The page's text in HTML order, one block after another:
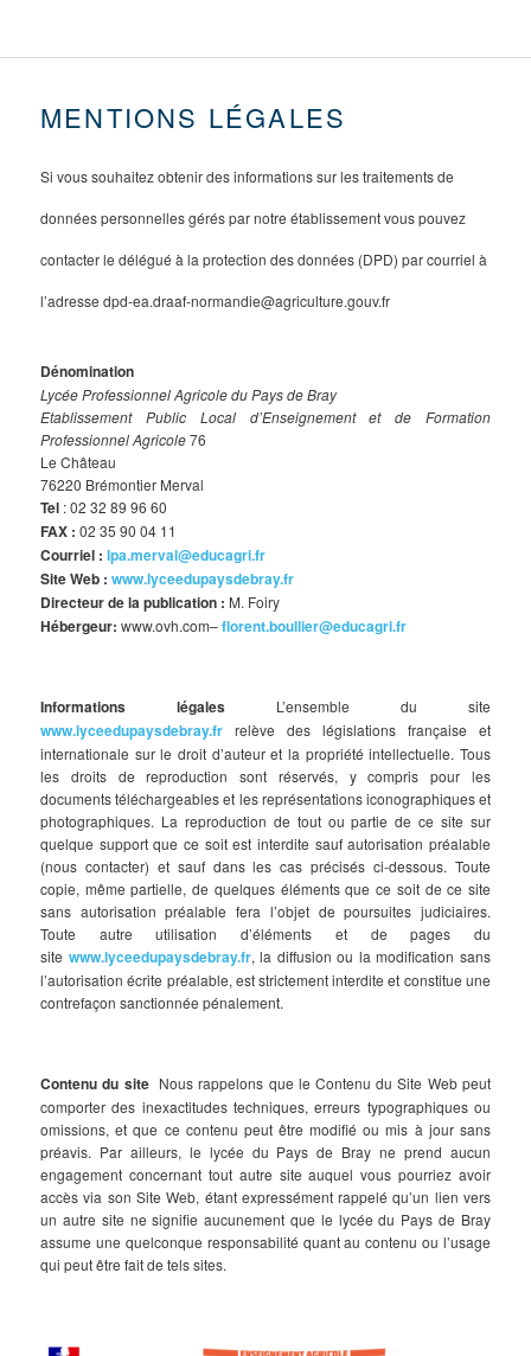
MENTIONS LÉGALES
Si vous souhaitez obtenir des informations sur les traitements de
données personnelles gérés par notre établissement vous pouvez
contacter le délégué à la protection des données (DPD) par courriel à
l’adresse dpd-ea.draaf-normandie@agriculture.gouv.fr
Dénomination
Lycée Professionnel Agricole du Pays de Bray
Etablissement Public Local d’Enseignement et de Formation
Professionnel Agricole76
Le Château
76220 Brémontier Merval
Tel : 02 32 89 96 60
FAX : 02 35 90 04 11
Courriel :lpa.merval@educagri.fr
Site Web :www.lyceedupaysdebray.fr
Directeur de la publication : M. Foiry
Hébergeur:www.ovh.com–florent.boullier@educagri.fr
Informations légales L’ensemble du site
www.lyceedupaysdebray.fr relève des législations française et
internationale sur le droit d’auteur et la propriété intellectuelle. Tous
les droits de reproduction sont réservés, y compris pour les
documents téléchargeables et les représentations iconographiques et
photographiques. La reproduction de tout ou partie de ce site sur
quelque support que ce soit est interdite sauf autorisation préalable
(nous contacter) et sauf dans les cas précisés ci-dessous. Toute
copie, même partielle, de quelques éléments que ce soit de ce site
sans autorisation préalable fera l’objet de poursuites judiciaires.
Toute autre utilisation d’éléments et de pages du
site www.lyceedupaysdebray.fr, la diffusion ou la modification sans
l’autorisation écrite préalable, est strictement interdite et constitue une
contrefaçon sanctionnée pénalement.
Contenu du site Nous rappelons que le Contenu du Site Web peut
comporter des inexactitudes techniques, erreurs typographiques ou
omissions, et que ce contenu peut être modifié ou mis à jour sans
préavis. Par ailleurs, le lycée du Pays de Bray ne prend aucun
engagement concernant tout autre site auquel vous pourriez avoir
accès via son Site Web, étant expressément rappelé qu’un lien vers
un autre site ne signifie aucunement que le lycée du Pays de Bray
assume une quelconque responsabilité quant au contenu ou l’usage
qui peut être fait de tels sites.